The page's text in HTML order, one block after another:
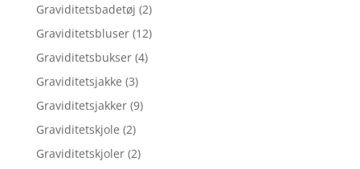
Graviditetsbadetøj (2)
Graviditetsbluser (12)
Graviditetsbukser (4)
Graviditetsjakke (3)
Graviditetsjakker (9)
Graviditetskjole (2)
Graviditetskjoler (2)